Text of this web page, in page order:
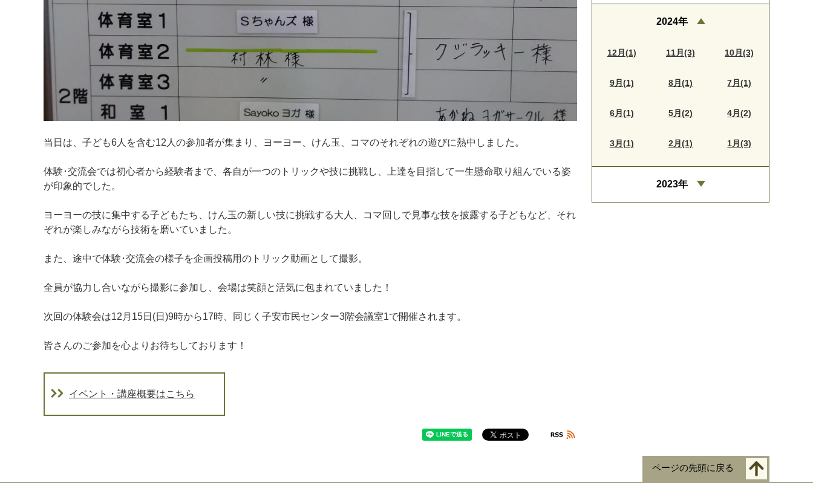
当日は、子ども6人を含む12人の参加者が集まり、ヨーヨー、けん玉、コマのそれぞれの遊びに熱中しました。
体験･交流会では初心者から経験者まで、各自が一つのトリックや技に挑戦し、上達を目指して一生懸命取り組んでいる姿
が印象的でした。
ヨーヨーの技に集中する子どもたち、けん玉の新しい技に挑戦する大人、コマ回しで見事な技を披露する子どもなど、それ
ぞれが楽しみながら技術を磨いていました。
また、途中で体験･交流会の様子を企画投稿用のトリック動画として撮影。
全員が協力し合いながら撮影に参加し、会場は笑顔と活気に包まれていました！
次回の体験会は12月15日(日)9時から17時、同じく子安市民センター3階会議室1で開催されます。
皆さんのご参加を心よりお待ちしております！
イベント・講座概要はこちら
2024年
12月(1) 11月(3) 10月(3)
9月(1) 8月(1) 7月(1)
6月(1) 5月(2) 4月(2)
3月(1) 2月(1) 1月(3)
2023年
ページの先頭に戻る